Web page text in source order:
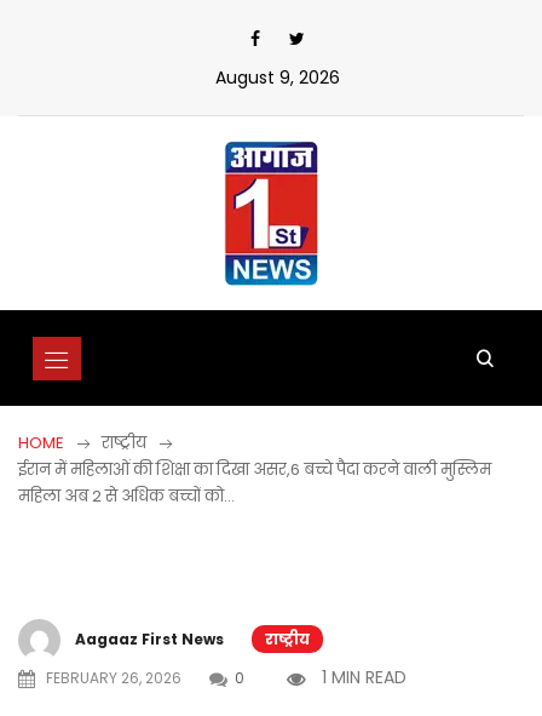
August 9, 2026
HOME
राष्ट्रीय
ईरान में महिलाओं की शिक्षा का दिखा असर,6 बच्चे पैदा करने वाली मुस्लिम
महिला अब 2 से अधिक बच्चों को…
Aagaaz First News
राष्ट्रीय
FEBRUARY 26, 2026
0 1 MIN READ